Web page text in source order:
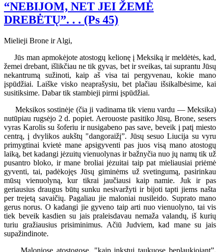
“NEBIJOM, NET JEI ŽEMĖ
DREBĖTŲ”. . . (Ps 45)
Mielieji Brone ir Algi,
Jūs man apmokėjote atostogų kelionę į Meksiką ir meldėtės, kad,
žemei drebant, išlikčiau ne tik gyvas, bet ir sveikas, tai suprantu Jūsų
nekantrumą sužinoti, kaip aš visa tai pergyvenau, kokie mano
įspūdžiai. Laiške visko neaprašysiu, bet plačiau išsikalbėsime, kai
susitiksime. Dabar tik stambieji pirmi įspūdžiai.
Meksikos sostinėje (čia ji vadinama tik vienu vardu — Meksika)
nutūpiau rugsėjo 2 d. popiet. Aerouoste pasitiko Jūsų, Brone, sesers
vyras Karolis su šoferiu ir nusigabeno pas save, beveik į patį miesto
centrą, į dvylikos aukštų "dangoraižį”. Jūsų sesuo Liucija su vyru
primygtinai kvietė mane apsigyventi pas juos visą mano atostogų
laiką, bet kadangi jėzuitų vienuolynas ir bažnyčia nuo jų namų tik už
pusantro bloko, ir mane broliai jėzuitai taip pat mieliausiai priėmė
gyventi, tai, padėkojęs Jūsų giminėms už svetingumą, pasirinkau
mūsų vienuolyną, kur tikrai jaučiausi kaip namie. Juk ir pas
geriausius draugus būtų sunku nesivaržyti ir bijoti tapti jiems našta
per trejetą savaičių. Pagaliau jie maloniai nusileido. Suprato mano
gerus norus. O kadangi jie gyveno taip arti nuo vienuolyno, tai vis
tiek beveik kasdien su jais praleisdavau nemaža valandų, iš kurių
turiu gražiausius prisiminimus. Ačiū Judviem, kad mane su jais
supažindinote.
Maloniose atostogose, "kaip inkstui taukuose beplaukiojant”,